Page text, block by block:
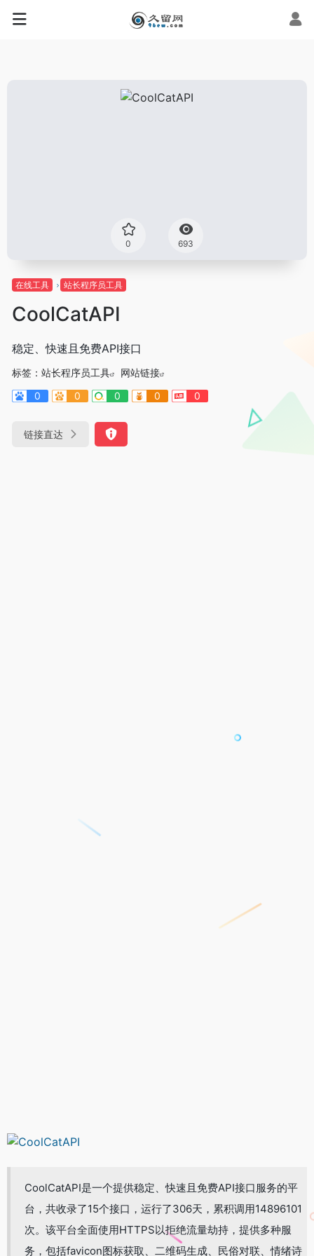
0 693
在线工具 站长程序员工具
CoolCatAPI
稳定、快速且免费API接口
标签： 站长程序员工具
网站链接
0
0 0 0 0
链接直达
CoolCatAPI是一个提供稳定、快速且免费API接口服务的平
台，共收录了15个接口，运行了306天，累积调用14896101
次。该平台全面使用HTTPS以拒绝流量劫持，提供多种服
务，包括favicon图标获取、二维码生成、民俗对联、情绪诗